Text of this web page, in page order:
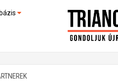
(feltöltés alatt)